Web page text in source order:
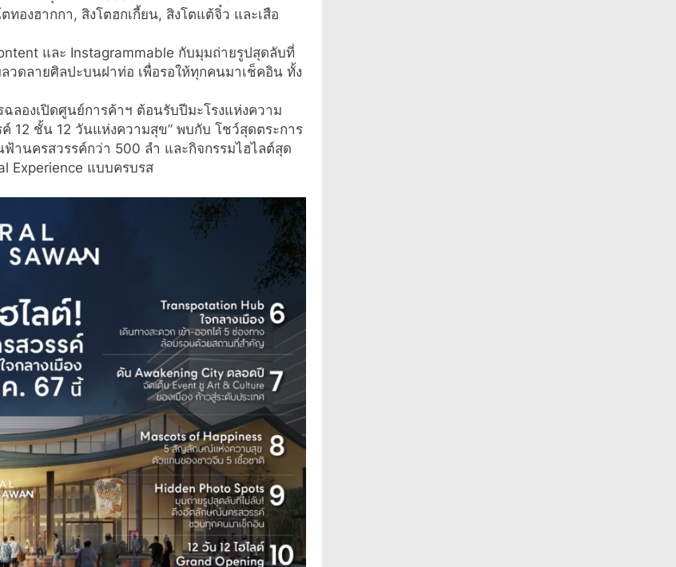
องฮากกา, สิงโตฮกเกี้ยน, สิงโตแต้จิ๋ว และเสือ
และ Instagrammable กับมุมถ่ายรูปสุดลับที่
วดลายศิลปะบนฝาท่อ เพื่อรอให้ทุกคนมาเช็คอิน ทั้ง
ฉลองเปิดศูนย์การค้าฯ ต้อนรับปีมะโรงแห่งความ
12 ชั้น 12 วันแห่งความสุข” พบกับ โชว์สุดตระการ
นครสวรรค์กว่า 500 ลำ และกิจกรรมไฮไลต์สุด
Experience แบบครบรส